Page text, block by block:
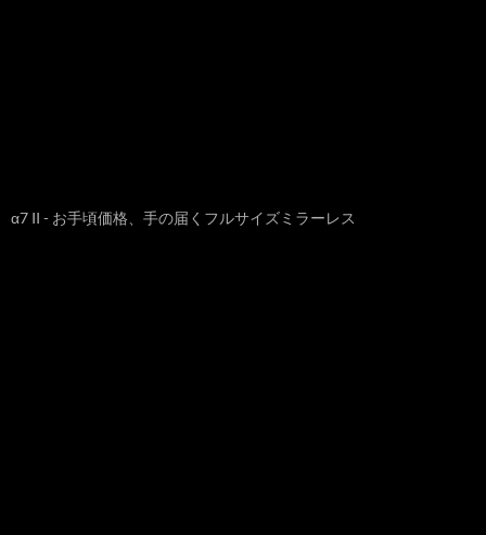
α7 II - お手頃価格、手の届くフルサイズミラーレス